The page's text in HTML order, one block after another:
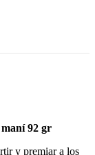
92 gr
y premiar a los